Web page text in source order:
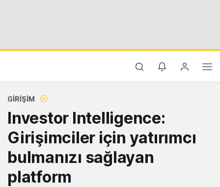
GIRIŞIM
Investor Intelligence:
Girişimciler için yatırımcı
bulmanızı sağlayan
platform